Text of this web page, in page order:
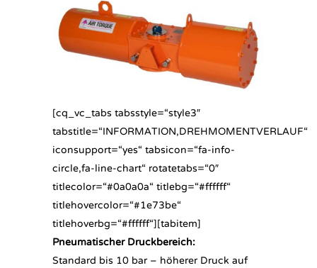
[cq_vc_tabs tabsstyle=“style3″
tabstitle=“INFORMATION,DREHMOMENTVERLAUF“
iconsupport=“yes“ tabsicon=“fa-info-
circle,fa-line-chart“ rotatetabs=“0″
titlecolor=“#0a0a0a“ titlebg=“#ffffff“
titlehovercolor=“#1e73be“
titlehoverbg=“#ffffff“][tabitem]
Pneumatischer Druckbereich:
Standard bis 10 bar – höherer Druck auf